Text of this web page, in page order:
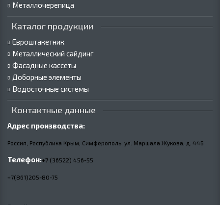
Металлочерепица
Каталог продукции
Евроштакетник
Металлический сайдинг
Фасадные кассеты
Доборные элементы
Водосточные системы
Контактные данные
Адрес производства:
Россия, Республика Крым, Симферополь, ул. Маршала Жукова, д. 44Б
Телефон:+7 (36522) 456-55
+7(861)205-80-75